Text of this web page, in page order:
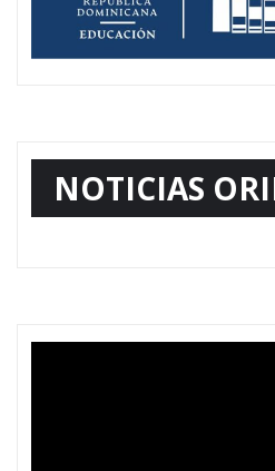
NOTICIAS